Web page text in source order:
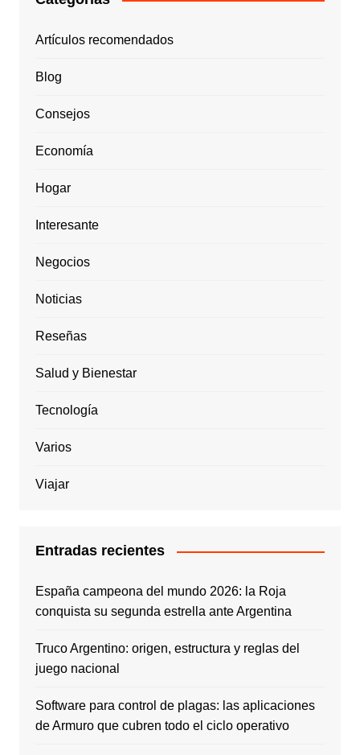
Artículos recomendados
Blog
Consejos
Economía
Hogar
Interesante
Negocios
Noticias
Reseñas
Salud y Bienestar
Tecnología
Varios
Viajar
Entradas recientes
España campeona del mundo 2026: la Roja
conquista su segunda estrella ante Argentina
Truco Argentino: origen, estructura y reglas del
juego nacional
Software para control de plagas: las aplicaciones
de Armuro que cubren todo el ciclo operativo